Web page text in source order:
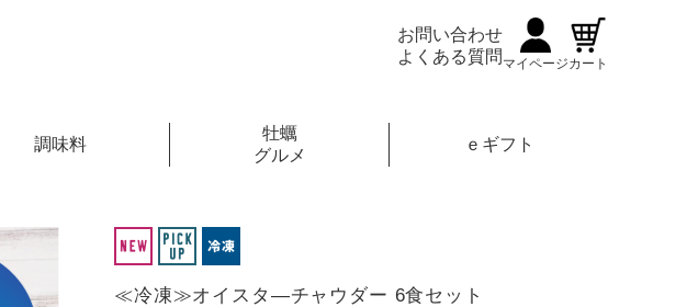
お問い合わせ
よくある質問 マイページカート
調味料
牡蠣
グルメ
ｅギフト
≪冷凍≫オイスタ―チャウダー 6食セット